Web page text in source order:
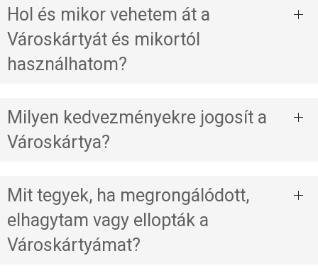
Hol és mikor vehetem át a
Városkártyát és mikortól
használhatom?
Milyen kedvezményekre jogosít a
Városkártya?
Mit tegyek, ha megrongálódott,
elhagytam vagy ellopták a
Városkártyámat?